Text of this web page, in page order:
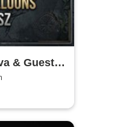
& Guests